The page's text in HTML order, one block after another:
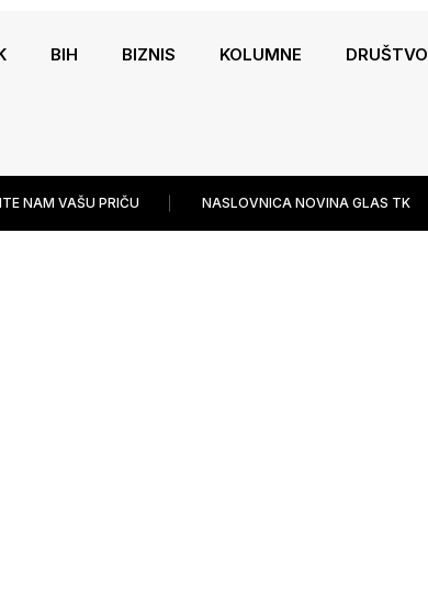
BIH BIZNIS KOLUMNE DRUŠTVO
NAM VAŠU PRIČU NASLOVNICA NOVINA GLAS TK